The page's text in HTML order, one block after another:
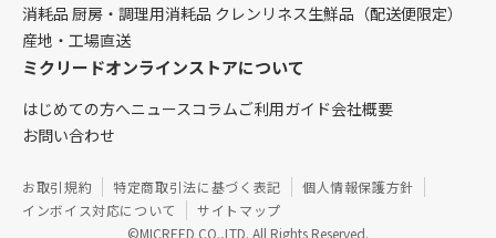
消耗品 厨房・調理用消耗品 クレンリネス生鮮品（配送便限定）
産地・工場直送
ミクリードオンラインストアについて
はじめての方へニュースコラムご利用ガイド会社概要
お問い合わせ
©MICREED CO.,LTD. All Rights Reserved.
お取引規約 特定商取引法に基づく表記
個人情報保護方針
インボイス対応について
サイトマップ